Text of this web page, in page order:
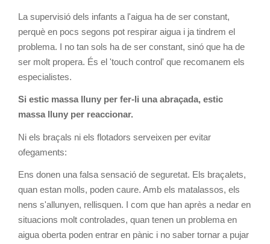
La supervisió dels infants a l'aigua ha de ser constant,
perquè en pocs segons pot respirar aigua i ja tindrem el
problema. I no tan sols ha de ser constant, sinó que ha de
ser molt propera. És el 'touch control' que recomanem els
especialistes.
Si estic massa lluny per fer-li una abraçada, estic
massa lluny per reaccionar.
Ni els braçals ni els flotadors serveixen per evitar
ofegaments:
Ens donen una falsa sensació de seguretat. Els braçalets,
quan estan molls, poden caure. Amb els matalassos, els
nens s'allunyen, rellisquen. I com que han après a nedar en
situacions molt controlades, quan tenen un problema en
aigua oberta poden entrar en pànic i no saber tornar a pujar